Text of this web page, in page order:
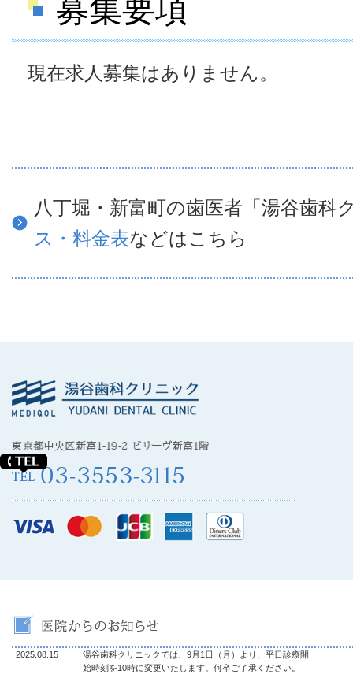
募集要項
現在求人募集はありません。
八丁堀・新富町の歯医者「湯谷歯科
ス・料金表などはこちら
2025.08.15
湯谷歯科クリニックでは、9月1日（月）より、平日診療開
始時刻を10時に変更いたします。何卒ご了承ください。